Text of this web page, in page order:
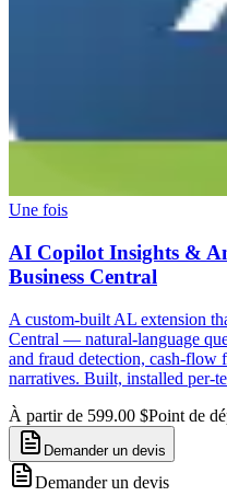
Une fois
AI Copilot Insights &
Business Central
A custom-built AL extension
Central — natural-language
and fraud detection, cash-flow
narratives. Built, installed per-
À partir de 599.00 $Point de
Demander un devis
Demander un devis